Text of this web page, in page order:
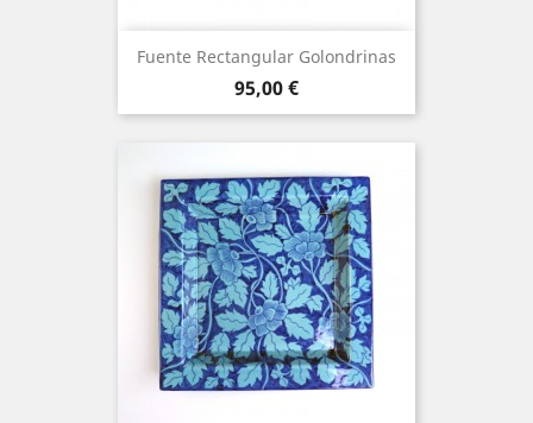
Fuente Rectangular Golondrinas
Precio
95,00 €